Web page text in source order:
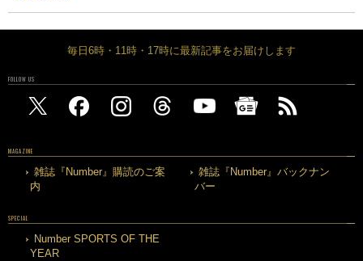
毎日6時・11時・17時に最新記事をお届けします
FOLLOW US
MAGAZINE
雑誌『Number』購読のご案
内
雑誌『Number』バックナン
バー
SPECIAL
Number SPORTS OF THE
YEAR